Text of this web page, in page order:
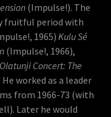
(Impulse!). The
fruitful period with
1965) Kulu Sé
(Impulse!, 1966),
Concert: The
worked as a leader
from 1966-73 (with
Later he would